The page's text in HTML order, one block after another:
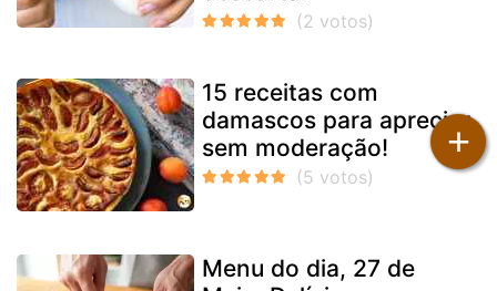
15 receitas com
damascos para apreciar
sem moderação!
Menu do dia, 27 de
+